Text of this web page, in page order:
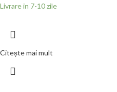
Livrare in 7-10 zile
Citește mai mult